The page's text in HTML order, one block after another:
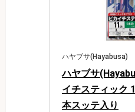
ハヤブサ(Hayabusa)
ハヤブサ
イチスティック
本スッテ入り